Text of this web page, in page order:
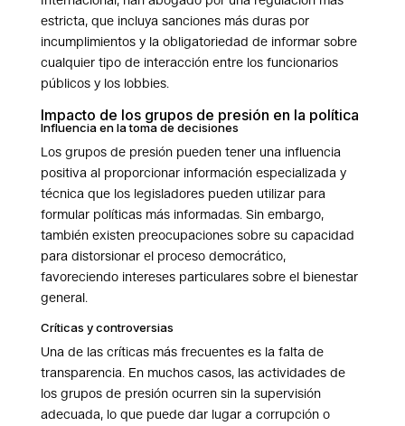
estricta, que incluya sanciones más duras por
incumplimientos y la obligatoriedad de informar sobre
cualquier tipo de interacción entre los funcionarios
públicos y los lobbies.
Impacto de los grupos de presión en la política
Influencia en la toma de decisiones
Los grupos de presión pueden tener una influencia
positiva al proporcionar información especializada y
técnica que los legisladores pueden utilizar para
formular políticas más informadas. Sin embargo,
también existen preocupaciones sobre su capacidad
para distorsionar el proceso democrático,
favoreciendo intereses particulares sobre el bienestar
general.
Críticas y controversias
Una de las críticas más frecuentes es la falta de
transparencia. En muchos casos, las actividades de
los grupos de presión ocurren sin la supervisión
adecuada, lo que puede dar lugar a corrupción o